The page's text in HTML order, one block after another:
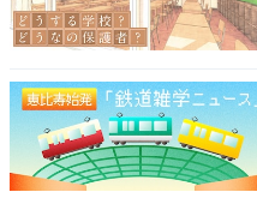
ゃんと分かる、一見さん
り込まれています。
筆者自身もDisney+で配信
コン&ウィンター・ソル
に見た『ブラック・ウィ